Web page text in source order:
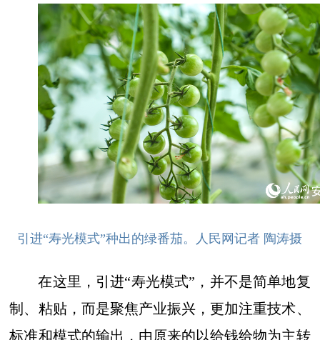
引进“寿光模式”种出的绿番茄。人民网记者 陶涛摄
在这里，引进“寿光模式”，并不是简单地复
制、粘贴，而是聚焦产业振兴，更加注重技术、
标准和模式的输出，由原来的以给钱给物为主转